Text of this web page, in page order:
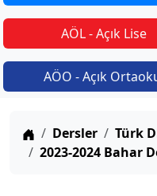
AÖL - Açık Lise
AÖO - Açık
Anasayfa
Dersler
Türk
2023-2024 Bahar